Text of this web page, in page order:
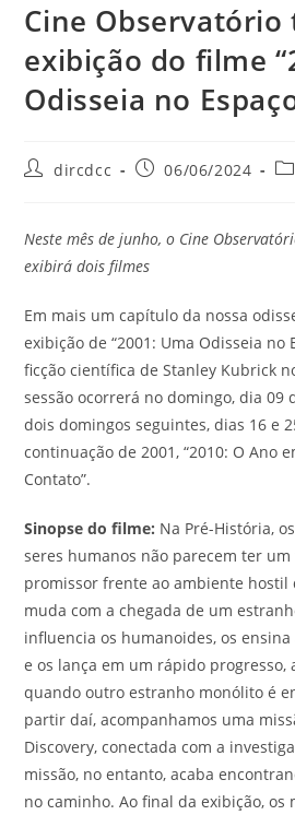
Cine
exibição do filme
Odisseia no
dircdcc 06/06/2024
Neste mês de junho, o Cine
exibirá dois filmes
Em mais um capítulo da nossa
exibição de “2001: Uma Odisseia no
ficção científica de Stanley Kubrick
sessão ocorrerá no domingo, dia 09
dois domingos seguintes, dias 16 e
continuação de 2001, “2010: O Ano
Contato”.
Sinopse do filme: Na Pré-História,
seres humanos não parecem ter
promissor frente ao ambiente hostil
muda com a chegada de um
influencia os humanoides, os
e os lança em um rápido progresso,
quando outro estranho monólito é
partir daí, acompanhamos uma
Discovery, conectada com a
missão, no entanto, acaba
no caminho. Ao final da exibição, os